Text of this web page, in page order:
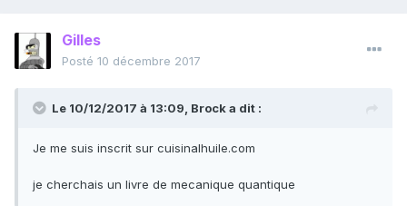
Gilles
Posté 10 décembre 2017
Le 10/12/2017 à 13:09, Brocka dit :
Je me suis inscrit sur cuisinalhuile.com
je cherchais un livre de mecanique quantique